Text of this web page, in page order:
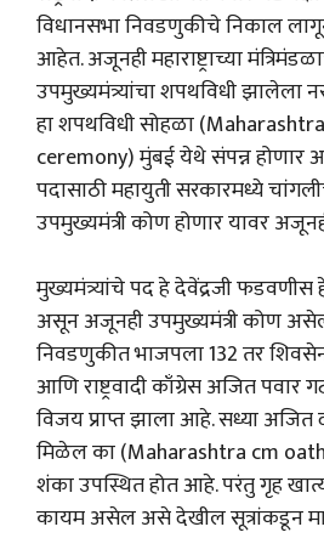
विधानसभा निवडणुकीचे निकाल
आहेत. अजूनही महाराष्ट्राच्या
उपमुख्यमंत्र्यांचा शपथविधी झालेला
हा शपथविधी सोहळा
ceremony) मुंबई येथे संपन्न होणार
पदासाठी महायुती सरकारमध्ये
उपमुख्यमंत्री कोण होणार यावर
मुख्यमंत्र्यांचे पद हे देवेंद्रजी
असून अजूनही उपमुख्यमंत्री कोण
निवडणुकीत भाजपला 132 तर
आणि राष्ट्रवादी काँग्रेस अजित पवार
विजय प्राप्त झाला आहे. सध्या अजित
मिळेल का (Maharashtra cm
शंका उपस्थित होत आहे. परंतु गृह
कायम असेल असे देखील सूत्रांकडून